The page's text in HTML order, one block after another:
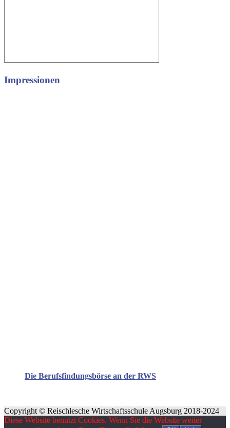
Impressionen
Die Berufsfindungsbörse an der RWS
Copyright © Reischlesche Wirtschaftsschule Augsburg 2018-2024
Diese Website benutzt Cookies. Wenn Sie die Website weiter